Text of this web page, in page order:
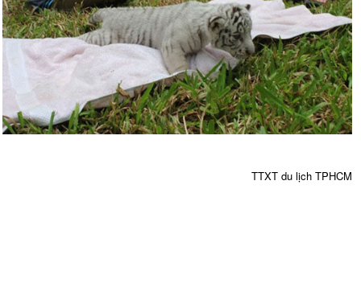
TTXT du lịch TPHCM